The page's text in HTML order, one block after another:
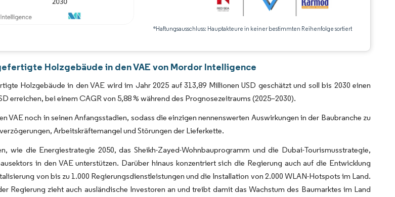
*Haftungsausschluss: Hauptakteure in keiner bestimmten Reihenfolge sortiert
Wiederverwendung erfordert Namensnennung gemäß CC BY 4.0.
Holzgebäude in den VAE von Mordor Intelligence
Holzgebäude in den VAE wird im Jahr 2025 auf 313,89 Millionen USD geschätzt und soll bis 2030 einen
erreichen, bei einem CAGR von 5,88 % während des Prognosezeitraums (2025–2030).
VAE noch in seinen Anfangsstadien, sodass die einzigen nennenswerten Auswirkungen in der Baubranche zu
Arbeitskräftemangel und Störungen der Lieferkette.
wie die Energiestrategie 2050, das Sheikh-Zayed-Wohnbauprogramm und die Dubai-Tourismusstrategie,
in den VAE unterstützen. Darüber hinaus konzentriert sich die Regierung auch auf die Entwicklung
von bis zu 1.000 Regierungsdienstleistungen und die Installation von 2.000 WLAN-Hotspots im Land.
Regierung zieht auch ausländische Investoren an und treibt damit das Wachstum des Baumarktes im Land